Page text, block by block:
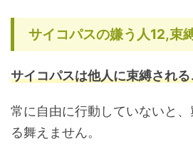
サイコパスの嫌う人12,束
サイコパスは他人に束縛され
常に自由に行動していないと
る舞えません。